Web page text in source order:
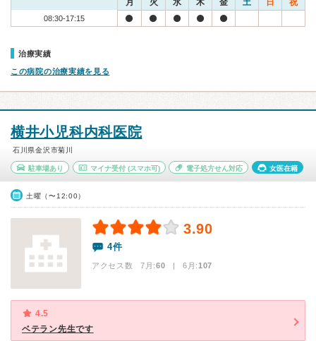
月 火 水 木 金 土 日 祝
08:30-17:15
治療実績
この病院の治療実績を見る
横井小児科内科医院
石川県金沢市菊川
駐車場あり マイナ受付(スマホ可) 電子処方せん対応 女医在籍
土曜（〜12:00）
3.90
4件
アクセス数 7月:60 | 6月:107
4.5
ベテラン先生です